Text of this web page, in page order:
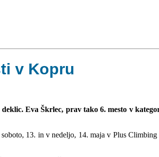
v Kopru
Eva Škrlec, prav tako 6. mesto v
13. in v nedeljo, 14. maja v Plus